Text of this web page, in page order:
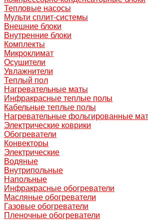
Тепловые насосы
Мульти сплит-системы
Внешние блоки
Внутренние блоки
Комплекты
Микроклимат
Осушители
Увлажнители
Теплый пол
Нагревательные маты
Инфракрасные теплые полы
Кабельные теплые полы
Нагревательные фольгированные
Электрические коврики
Обогреватели
Конвекторы
Электрические
Водяные
Внутрипольные
Напольные
Инфракрасные обогреватели
Масляные обогреватели
Газовые обогреватели
Пленочные обогреватели